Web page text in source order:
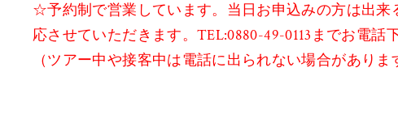
☆予約制で営業しています。当日お申込みの方は出来
応させていただきます。TEL:0880-49-0113までお電話下
（ツアー中や接客中は電話に出られない場合がありま